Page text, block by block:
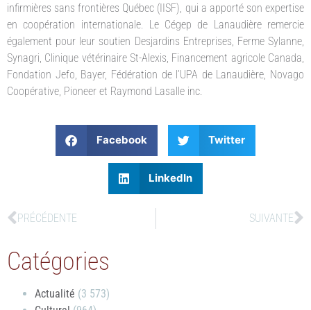
infirmières sans frontières Québec (IISF), qui a apporté son expertise
en coopération internationale. Le Cégep de Lanaudière remercie
également pour leur soutien Desjardins Entreprises, Ferme Sylanne,
Synagri, Clinique vétérinaire St-Alexis, Financement agricole Canada,
Fondation Jefo, Bayer, Fédération de l’UPA de Lanaudière, Novago
Coopérative, Pioneer et Raymond Lasalle inc.
Facebook Twitter
LinkedIn
PRÉCÉDENTE SUIVANTE
Catégories
Actualité (3 573)